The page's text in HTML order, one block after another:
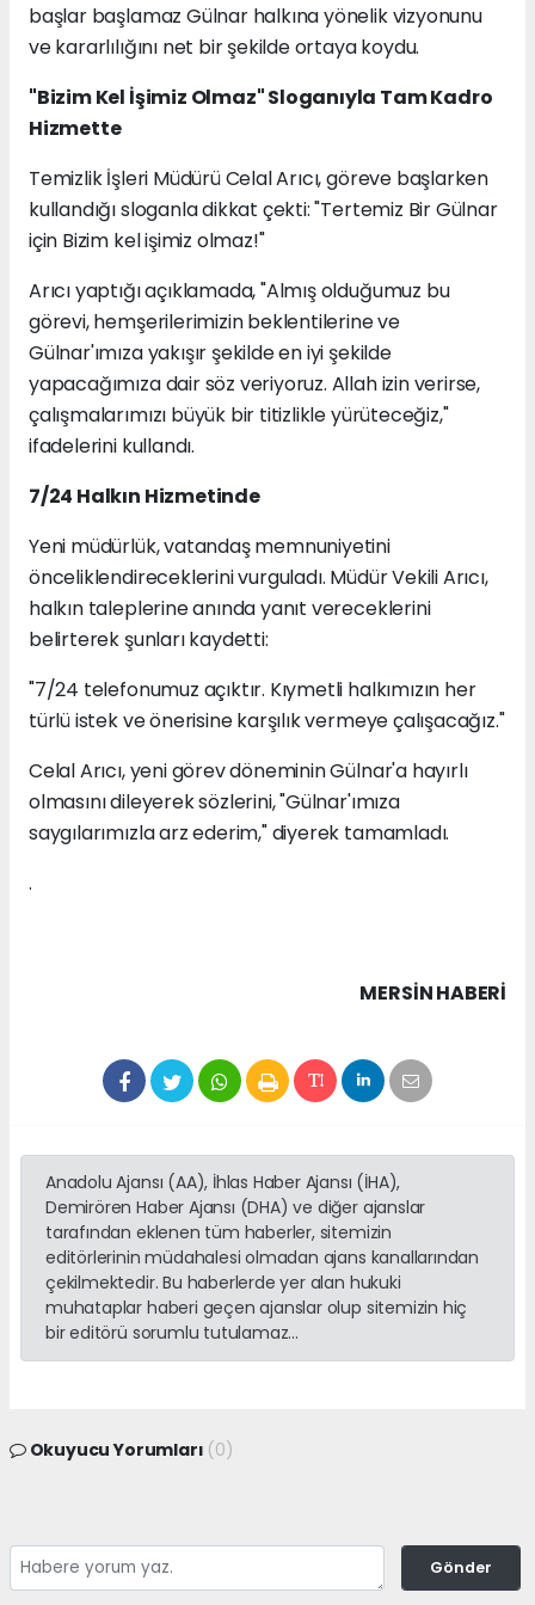
başlar başlamaz Gülnar halkına yönelik vizyonunu
ve kararlılığını net bir şekilde ortaya koydu.
"Bizim Kel İşimiz Olmaz" Sloganıyla Tam Kadro
Hizmette
Temizlik İşleri Müdürü Celal Arıcı, göreve başlarken
kullandığı sloganla dikkat çekti: "Tertemiz Bir Gülnar
için Bizim kel işimiz olmaz!"
Arıcı yaptığı açıklamada, "Almış olduğumuz bu
görevi, hemşerilerimizin beklentilerine ve
Gülnar'ımıza yakışır şekilde en iyi şekilde
yapacağımıza dair söz veriyoruz. Allah izin verirse,
çalışmalarımızı büyük bir titizlikle yürüteceğiz,"
ifadelerini kullandı.
7/24 Halkın Hizmetinde
Yeni müdürlük, vatandaş memnuniyetini
önceliklendireceklerini vurguladı. Müdür Vekili Arıcı,
halkın taleplerine anında yanıt vereceklerini
belirterek şunları kaydetti:
"7/24 telefonumuz açıktır. Kıymetli halkımızın her
türlü istek ve önerisine karşılık vermeye çalışacağız."
Celal Arıcı, yeni görev döneminin Gülnar'a hayırlı
olmasını dileyerek sözlerini, "Gülnar'ımıza
saygılarımızla arz ederim," diyerek tamamladı.
.
MERSIN HABERİ
Anadolu Ajansı (AA), İhlas Haber Ajansı (İHA),
Demirören Haber Ajansı (DHA) ve diğer ajanslar
tarafından eklenen tüm haberler, sitemizin
editörlerinin müdahalesi olmadan ajans kanallarından
çekilmektedir. Bu haberlerde yer alan hukuki
muhataplar haberi geçen ajanslar olup sitemizin hiç
bir editörü sorumlu tutulamaz...
Okuyucu Yorumları (0)
Gönder